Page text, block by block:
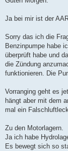
a
Ja bei mir ist der
Sorry das ich die
Benzinpumpe habe
überprüft habe und
die Zündung
funktionieren. Die
Vorranging geht es
hängt aber mit dem
mal ein
Zu den Motorlagern.
Ja ich habe
Es bewegt sich so